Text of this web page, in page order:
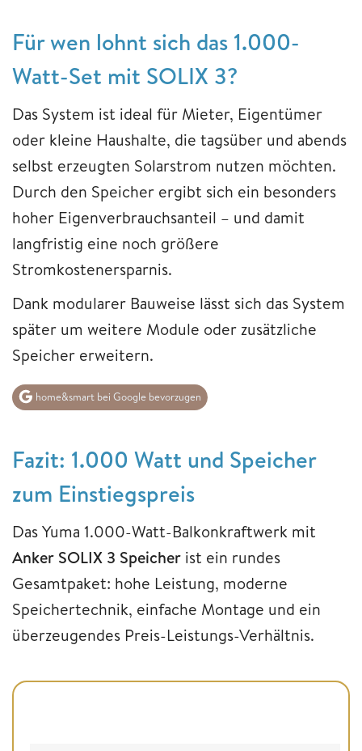
Für wen lohnt sich das 1.000-
Watt-Set mit SOLIX 3?
Das System ist ideal für Mieter, Eigentümer
oder kleine Haushalte, die tagsüber und abends
selbst erzeugten Solarstrom nutzen möchten.
Durch den Speicher ergibt sich ein besonders
hoher Eigenverbrauchsanteil – und damit
langfristig eine noch größere
Stromkostenersparnis.
Dank modularer Bauweise lässt sich das System
später um weitere Module oder zusätzliche
Speicher erweitern.
home&smart bei Google bevorzugen
Fazit: 1.000 Watt und Speicher
zum Einstiegspreis
Das Yuma 1.000-Watt-Balkonkraftwerk mit
Anker SOLIX 3 Speicher ist ein rundes
Gesamtpaket: hohe Leistung, moderne
Speichertechnik, einfache Montage und ein
überzeugendes Preis-Leistungs-Verhältnis.